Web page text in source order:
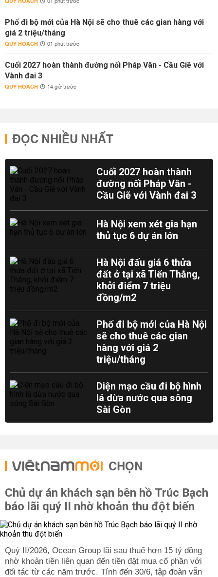
Phố đi bộ mới của Hà Nội sẽ cho thuê các gian hàng với
giá 2 triệu/tháng
QUY HOẠCH 01 phút trước
Cuối 2027 hoàn thành đường nối Pháp Vân - Cầu Giẽ với
Vành đai 3
QUY HOẠCH 14 giờ trước
ĐỌC NHIỀU NHẤT
Cuối 2027 hoàn thành
đường nối Pháp Vân -
Cầu Giẽ với Vành đai 3
Hà Nội xem xét gia hạn
thủ tục 6 dự án lớn
Hà Nội đấu giá 6 thửa
đất ở tại xã Tiến Thắng,
khởi điểm 7 triệu
đồng/m2
Phố đi bộ mới của Hà Nội
sẽ cho thuê các gian
hàng với giá 2
triệu/tháng
Diện mạo cầu đi bộ hình
lá dừa nước qua sông
Sài Gòn
CHỌN
Chủ dự án khách sạn bên hồ Trúc Bạch
báo lãi quý II nhờ khoản thu đột biến
Quý II/2026, Ocean Group lãi sau thuế hơn 15 tỷ đồng
nhờ khoản tiền liên quan đến tiền đặt mua cổ phần với
đối tác từ các năm trước. Tính đến 30/6, tập đoàn vẫn